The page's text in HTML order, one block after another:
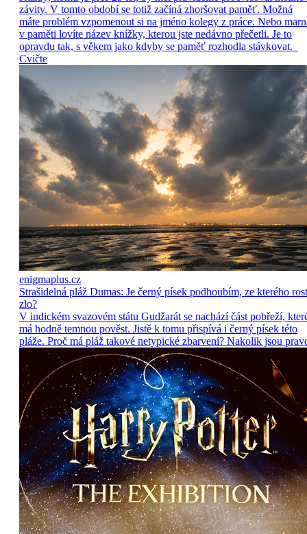
závity. V tomto období se totiž začíná zhoršovat paměť. Možná
máte problém vzpomenout si na jméno kolegy z práce. Nebo
v paměti lovíte název knížky, kterou jste nedávno přečetli. Je to
opravdu tak, s věkem jako kdyby se paměť rozhodla stávkovat.
Cvičte
enigmaplus.cz
Strašidelná pláž Dumas: Je černý písek podhoubím, ze kterého
zlo?
V indickém svazovém státu Gudžarát se nachází část pobřeží,
má hodně temnou pověst. Jistě k tomu přispívá i černý písek této
pláže. Proč má pláž takové netypické zbarvení? Nakolik jsou